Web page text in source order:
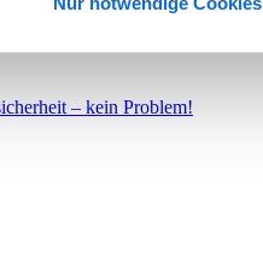
– kein Problem!